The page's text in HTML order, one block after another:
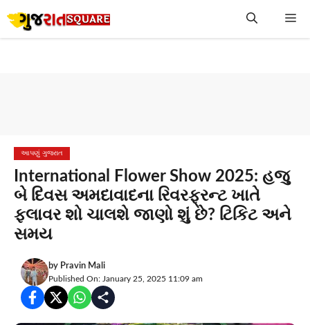
to
આપણું ગુજરાત
International Flower Show 2025: હજુ
બે દિવસ અમદાવાદના રિવરફ્રન્ટ ખાતે
ફ્લાવર શો ચાલશે જાણો શું છે? ટિકિટ અને
સમય
by Pravin Mali
Published On: January 25, 2025 11:09 am